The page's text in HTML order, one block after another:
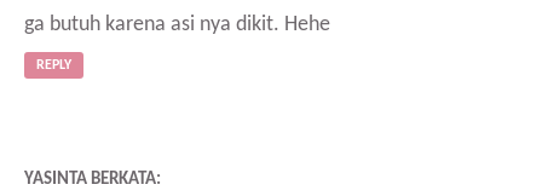
ga butuh karena asi nya dikit. Hehe
REPLY
YASINTA BERKATA: